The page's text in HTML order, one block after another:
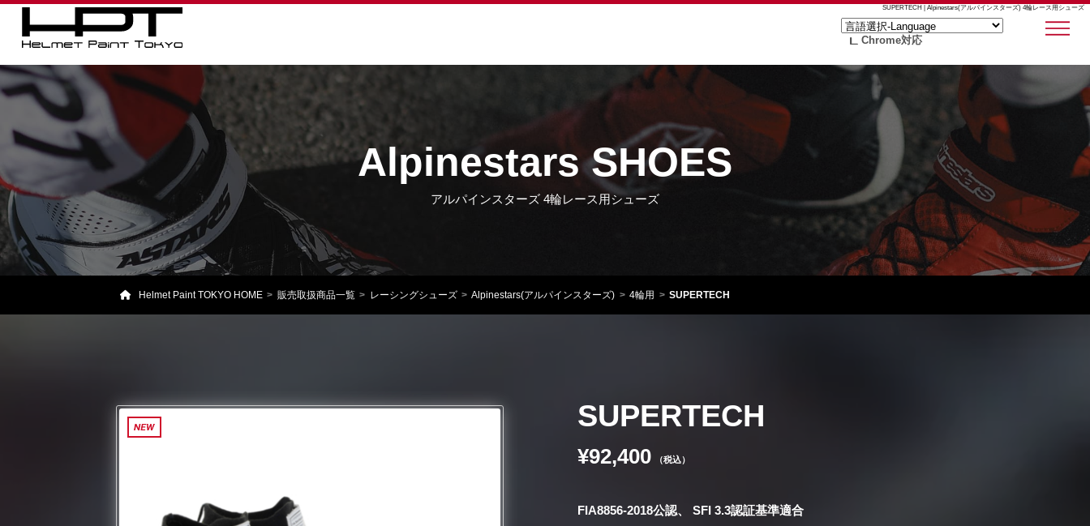
SUPERTECH | Alpinestars(アルパインスターズ) 4輪レース用シューズ
Chrome対応
Alpinestars SHOES
アルパインスターズ 4輪レース用シューズ
Helmet Paint TOKYO HOME 販売取扱商品一覧 レーシングシューズ Alpinestars(アルパインスターズ) 4輪用 SUPERTECH
SUPERTECH
¥92,400 （税込）
FIA8856-2018公認、 SFI 3.3認証基準適合